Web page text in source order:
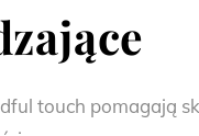
touch pomagają